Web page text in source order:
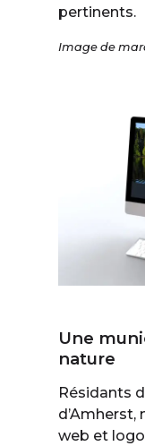
pertinents.
Image de
Une
nature
Résidants
d’Amherst,
web et